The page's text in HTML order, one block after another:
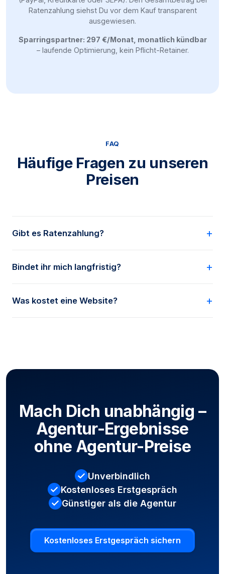
Ratenzahlung siehst Du vor dem Kauf transparent
ausgewiesen.
Sparringspartner: 297 €/Monat, monatlich kündbar
– laufende Optimierung, kein Pflicht-Retainer.
FAQ
Häufige Fragen zu unseren
Preisen
Gibt es Ratenzahlung?
Monate, Gesamtbetrag vorher transparent.
Bindet ihr mich langfristig?
Pflicht-Retainer.
Was kostet eine Website?
Mach Dich unabhängig –
Agentur-Ergebnisse
ohne Agentur-Preise
Unverbindlich
Kostenloses Erstgespräch
Günstiger als die Agentur
Kostenloses Erstgespräch sichern